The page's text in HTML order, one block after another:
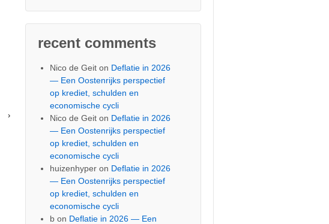
›
recent comments
Nico de Geit on Deflatie in 2026
— Een Oostenrijks perspectief
op krediet, schulden en
economische cycli
Nico de Geit on Deflatie in 2026
— Een Oostenrijks perspectief
op krediet, schulden en
economische cycli
huizenhyper on Deflatie in 2026
— Een Oostenrijks perspectief
op krediet, schulden en
economische cycli
b on Deflatie in 2026 — Een